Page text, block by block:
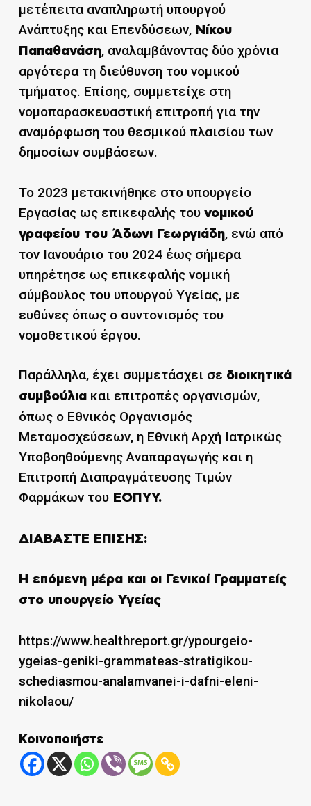
μετέπειτα αναπληρωτή υπουργού
Ανάπτυξης και Επενδύσεων, Νίκου
Παπαθανάση, αναλαμβάνοντας δύο χρόνια
αργότερα τη διεύθυνση του νομικού
τμήματος. Επίσης, συμμετείχε στη
νομοπαρασκευαστική επιτροπή για την
αναμόρφωση του θεσμικού πλαισίου των
δημοσίων συμβάσεων.
Το 2023 μετακινήθηκε στο υπουργείο
Εργασίας ως επικεφαλής του νομικού
γραφείου του Άδωνι Γεωργιάδη, ενώ από
τον Ιανουάριο του 2024 έως σήμερα
υπηρέτησε ως επικεφαλής νομική
σύμβουλος του υπουργού Υγείας, με
ευθύνες όπως ο συντονισμός του
νομοθετικού έργου.
Παράλληλα, έχει συμμετάσχει σε διοικητικά
συμβούλιακαι επιτροπές οργανισμών,
όπως ο Εθνικός Οργανισμός
Μεταμοσχεύσεων, η Εθνική Αρχή Ιατρικώς
Υποβοηθούμενης Αναπαραγωγής και η
Επιτροπή Διαπραγμάτευσης Τιμών
Φαρμάκων τουΕΟΠΥΥ.
ΔΙΑΒΑΣΤΕ ΕΠΙΣΗΣ:
Η επόμενη μέρα και οι Γενικοί Γραμματείς
στο υπουργείο Υγείας
https://www.healthreport.gr/ypourgeio-
ygeias-geniki-grammateas-stratigikou-
schediasmou-analamvanei-i-dafni-eleni-
nikolaou/
Κοινοποιήστε